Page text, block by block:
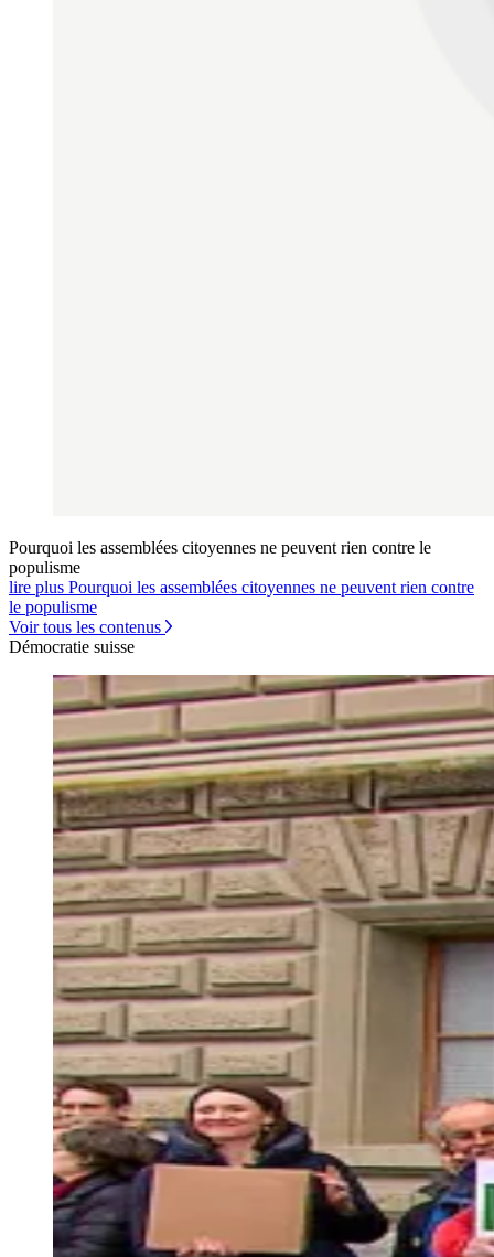
Pourquoi les assemblées citoyennes ne peuvent rien contre le
populisme
lire plus Pourquoi les assemblées citoyennes ne peuvent rien contre
le populisme
Voir tous les contenus
Démocratie suisse